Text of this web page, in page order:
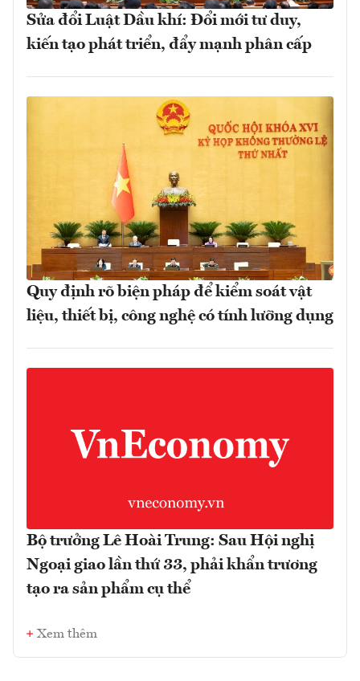
Sửa đổi Luật Dầu khí: Đổi mới tư duy,
kiến tạo phát triển, đẩy mạnh phân cấp
Quy định rõ biện pháp để kiểm soát vật
liệu, thiết bị, công nghệ có tính lưỡng dụng
Bộ trưởng Lê Hoài Trung: Sau Hội nghị
Ngoại giao lần thứ 33, phải khẩn trương
tạo ra sản phẩm cụ thể
Xem thêm